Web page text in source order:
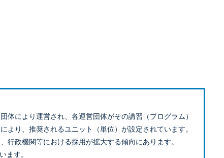
により運営され、各運営団体がその講習（プログラム）
り、推奨されるユニット（単位）が設定されています。
政機関等における採用が拡大する傾向にあります。
ます。